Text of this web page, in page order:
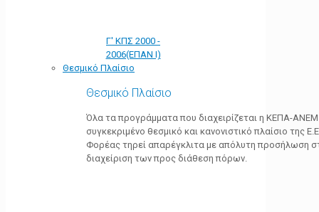
Γ' ΚΠΣ 2000 -
2006(ΕΠΑΝ Ι)
Θεσμικό Πλαίσιο
Θεσμικό Πλαίσιο
Όλα τα προγράμματα που διαχειρίζεται η ΚΕΠΑ-
συγκεκριμένο θεσμικό και κανονιστικό πλαίσιο της
Φορέας τηρεί απαρέγκλιτα με απόλυτη προσήλωση
διαχείριση των προς διάθεση πόρων.